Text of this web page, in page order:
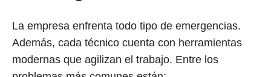
La empresa enfrenta todo tipo de emergencias.
Además, cada técnico cuenta con herramientas
modernas que agilizan el trabajo. Entre los